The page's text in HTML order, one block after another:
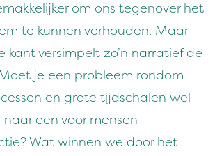
om ons tegenover het
te kunnen verhouden. Maar
kant versimpelt zo’n narratief de
je een probleem rondom
en grote tijdschalen wel
een voor mensen
Wat winnen we door het